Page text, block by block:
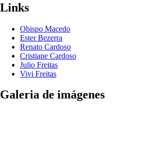
Links
Obispo Macedo
Ester Bezerra
Renato Cardoso
Cristiane Cardoso
Julio Freitas
Vivi Freitas
Galeria de imágenes